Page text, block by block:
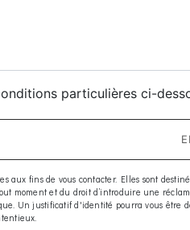
particulières ci-
aux fins de vous contacter. Elles sont
moment et du droit d’introduire une
Un justificatif d'identité pourra vous